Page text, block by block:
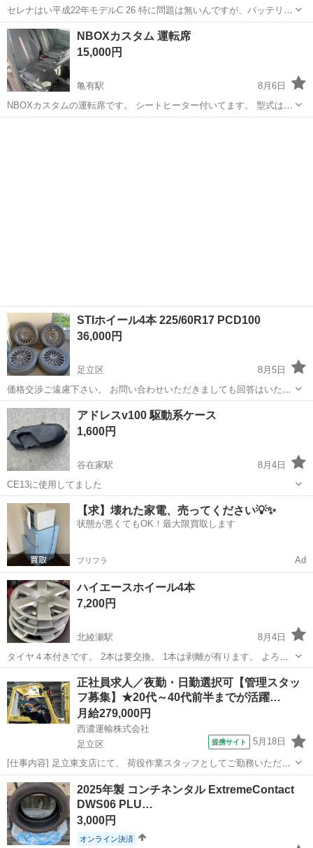
セレナはい平成22年モデルC 26 特に問題は無いんですが、バッテリー
が弱くなってるだけです。 詳細掃除とかしてくれますので受け取りま
すのでご安心ください もし車検をつけて欲しい場合は、+80,000位か
かります。
東京 足立区 外装、車外用品
NBOXカスタム 運転席
15,000円
亀有駅
8月6日
NBOXカスタムの運転席です。 シートヒーター付いてます。 型式は
JF3です。 NVANに取り付けできます。 自分が使ってましたので検証
STIホイール4本 225/60R17 PCD100
36,000円
足立区
8月5日
価格交渉ご遠慮下さい。 お問い合わせいただきましても回答はいたし
ません SJ型フォレスターで使用しておりました。 PCD100 17×7J 48
PCD、気を付けて下さい。 現行スバルには使えません タイヤサイズ
は...
東京 足立区 タイヤ、ホイール
アドレスv100 駆動系ケース
1,600円
谷在家駅
8月4日
CE13に使用してました
東京 足立区 谷在家駅 その他 アドレス
【求】壊れた家電、売ってください💡✨
状態が悪くてもOK！最大限買取します
プリフラ Ad
ハイエースホイール4本
7,200円
北綾瀬駅
8月4日
タイヤ４本付きです。 2本は要交換。 1本は剥離が有ります。 よろし
くお願いします。 取りに来て頂ける方で、よろしくお願い致します。
足立区 北綾瀬駅 タイヤ、ホイール ホイール
正社員求人／夜勤・日勤選択可【管理スタッ
フ募集】★20代～40代前半までが活躍…
月給279,000円
西濃運輸株式会社
足立区
提携サイト 5月18日
[仕事内容] 足立東支店にて、 荷役作業スタッフとしてご勤務いただき
ます。 【具体的な業務】 ・プラットホームでの荷扱い作業 ・トラッ
クからの荷卸し（リフトや手作業） ・荷物の方面別仕分け、積み込み
作業 ・大型トラックへの...
東京 足立区 工場
2025年製 コンチネンタル ExtremeContact
DWS06 PLU…
3,000円
オンライン決済